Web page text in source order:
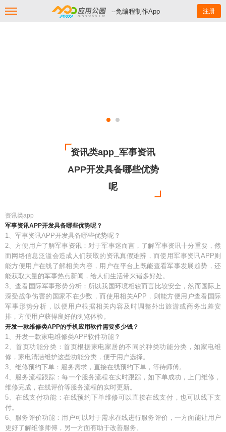
--免编程制作App 注册
资讯类app_军事资讯
APP开发具备哪些优势
呢
资讯类app
军事资讯APP开发具备哪些优势呢？
1、军事资讯APP开发具备哪些优势呢？
2、方便用户了解军事资讯：对于军事迷而言，了解军事资讯十分重要，然
而网络信息泛滥会造成人们获取的资讯真假难辨，而使用军事资讯APP则
能方便用户在线了解相关内容，用户在平台上既能查看军事发展趋势，还
能获取大量的军事热点新闻，给人们生活带来诸多好处。
3、查看国际军事形势分析：所以我国环境相较而言比较安全，然而国际上
深受战争伤害的国家不在少数，而使用相关APP，则能方便用户查看国际
军事形势分析，以便用户根据相关内容及时调整外出旅游或商务出差安
排，方便用户获得良好的浏览体验。
开发一款维修类APP的手机应用软件需要多少钱？
1、开发一款家电维修类APP软件功能？
2、首页功能分类：首页根据家电家居的不同的种类功能分类，如家电维
修，家电清洁维护这些功能分类，便于用户选择。
3、维修预约下单：服务需求，直接在线预约下单，等待师傅。
4、服务流程跟踪：每一个服务流程在实时跟踪，如下单成功，上门维修，
维修完成，在线评价等服务流程的实时更新。
5、在线支付功能：在线预约下单维修可以直接在线支付，也可以线下支
付。
6、服务评价功能：用户可以对于需求在线进行服务评价，一方面能让用户
更好了解维修师傅，另一方面有助于改善服务。